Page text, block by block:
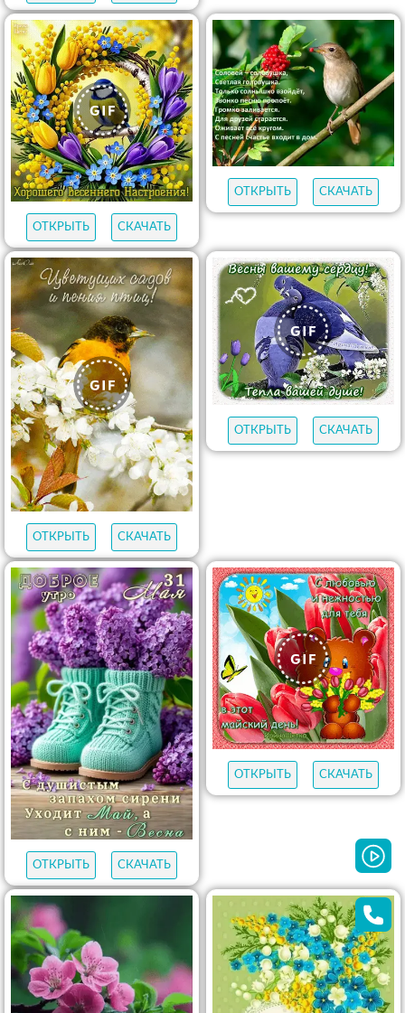
ОТКРЫТЬ СКАЧАТЬ
ОТКРЫТЬ СКАЧАТЬ
ОТКРЫТЬ СКАЧАТЬ
ОТКРЫТЬ СКАЧАТЬ
ОТКРЫТЬ СКАЧАТЬ
ОТКРЫТЬ СКАЧАТЬ